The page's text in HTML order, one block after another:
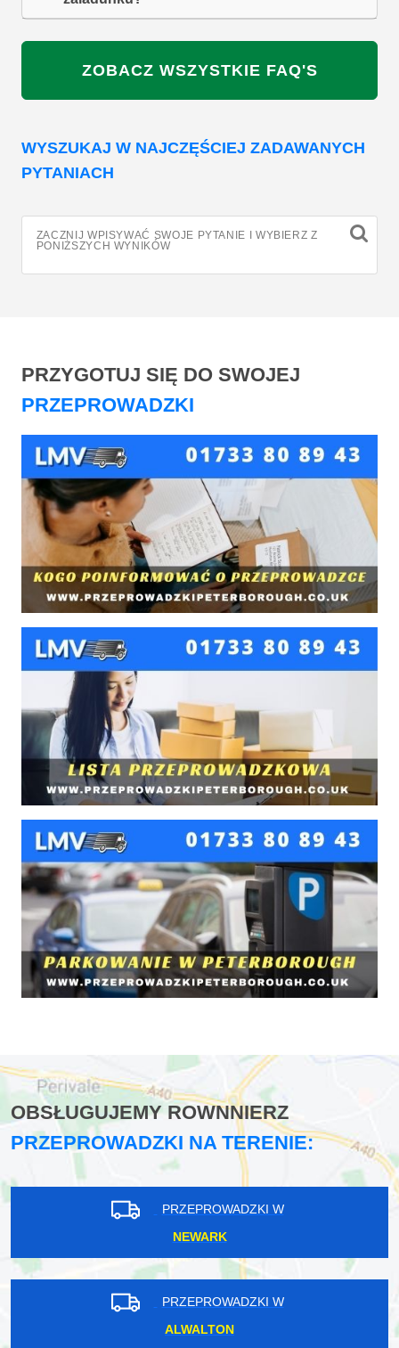
ZOBACZ WSZYSTKIE FAQ'S
WYSZUKAJ W NAJCZĘŚCIEJ ZADAWANYCH
PYTANIACH
ZACZNIJ WPISYWAĆ SWOJE PYTANIE I WYBIERZ Z
PONIŻSZYCH WYNIKÓW
PRZYGOTUJ SIĘ DO SWOJEJ
PRZEPROWADZKI
OBSŁUGUJEMY ROWNNIERZ
PRZEPROWADZKI NA TERENIE:
PRZEPROWADZKI W
NEWARK
PRZEPROWADZKI W
ALWALTON